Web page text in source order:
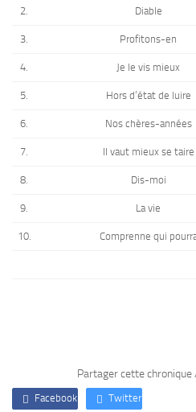
2. Diable
3. Profitons-en
4. Je le vis mieux
5. Hors d’état de luire
6. Nos chères-années
7. Il vaut mieux se taire
8. Dis-moi
9. La vie
10. Comprenne qui
Partager cette
Facebook Twitter